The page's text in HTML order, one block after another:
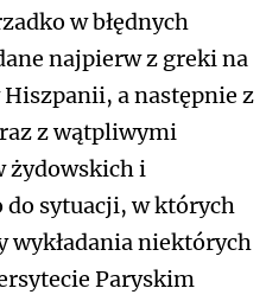
w błędnych
najpierw z greki na
a następnie z
z wątpliwymi
żydowskich i
do sytuacji, w których
wykładania niektórych
Paryskim